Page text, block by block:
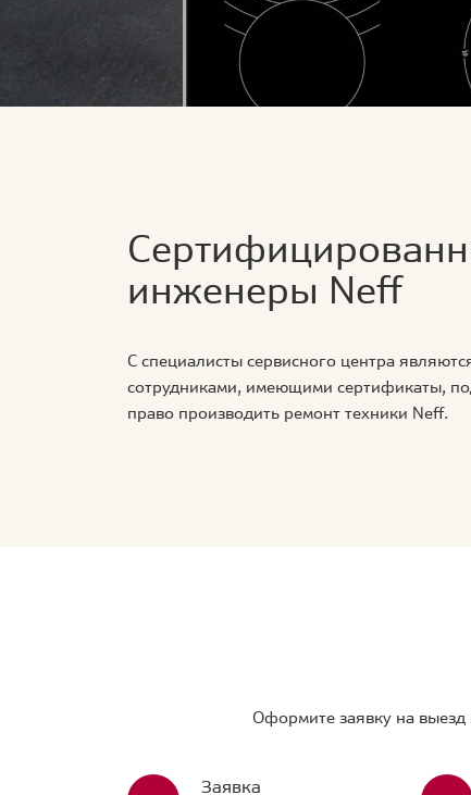
инженеры Neff
С специалисты сервисного центра
сотрудниками, имеющими сертификаты,
право производить ремонт техники Neff.
Оформите заявку на выезд
Заявка